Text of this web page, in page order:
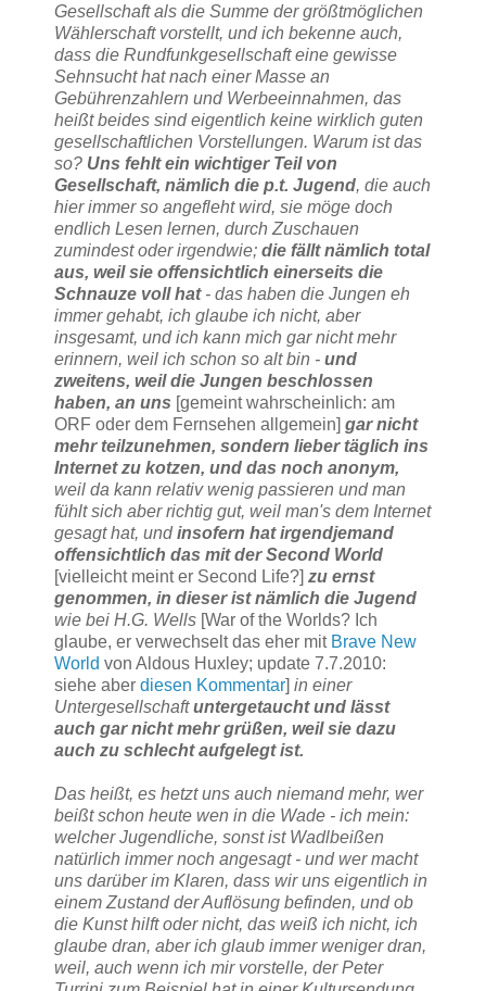
Gesellschaft als die Summe der größtmöglichen
Wählerschaftvorstellt, und ich bekenne auch,
dass die Rundfunkgesellschaft eine gewisse
Sehnsucht hat nach einer Masse an
Gebührenzahlern und Werbeeinnahmen, das
heißt beides sind eigentlich keine wirklich guten
gesellschaftlichen Vorstellungen. Warum ist das
so? Uns fehlt ein wichtiger Teil von
Gesellschaft, nämlich die p.t. Jugend, die auch
hier immer so angefleht wird, sie möge doch
endlich Lesen lernen, durch Zuschauen
zumindest oder irgendwie; die fällt nämlich total
aus, weil sie offensichtlich einerseits die
Schnauze voll hat - das haben die Jungen eh
immer gehabt, ich glaube ich nicht, aber
insgesamt, und ich kann mich gar nicht mehr
erinnern, weil ich schon so alt bin - und
zweitens, weil die Jungen beschlossen
haben, an uns [gemeint wahrscheinlich: am
ORF oder dem Fernsehen allgemein] gar nicht
mehr teilzunehmen, sondern lieber täglich ins
Internet zu kotzen, und das noch anonym,
weil da kann relativ wenig passieren und man
fühlt sich aber richtig gut, weil man's dem Internet
gesagt hat, undinsofern hat irgendjemand
offensichtlich das mit der Second World
[vielleicht meint er Second Life?] zu ernst
genommen, in dieser ist nämlich die Jugend
wie bei H.G. Wells [War of the Worlds? Ich
glaube, er verwechselt das eher mit Brave New
World von Aldous Huxley; update 7.7.2010:
siehe aber diesen Kommentar] in einer
Untergesellschaftuntergetaucht und lässt
auch gar nicht mehr grüßen, weil sie dazu
auch zu schlecht aufgelegt ist.
Das heißt, es hetzt uns auch niemand mehr, wer
beißt schon heute wen in die Wade - ich mein:
welcher Jugendliche, sonst ist Wadlbeißen
natürlich immer noch angesagt - und wer macht
uns darüber im Klaren, dass wir uns eigentlich in
einem Zustand der Auflösung befinden, und ob
die Kunst hilft oder nicht, das weiß ich nicht, ich
glaube dran, aber ich glaub immer weniger dran,
weil, auch wenn ich mir vorstelle, der Peter